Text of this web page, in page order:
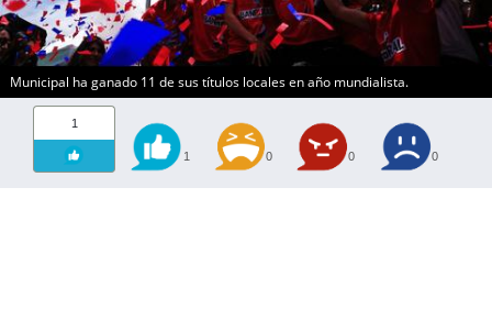
Municipal ha ganado 11 de sus títulos locales en año mundialista.
1
1 0 0 0